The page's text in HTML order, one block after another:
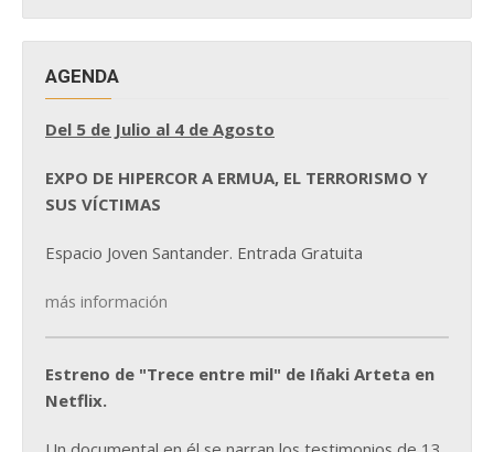
AGENDA
Del 5 de Julio al 4 de Agosto
EXPO DE HIPERCOR A ERMUA, EL TERRORISMO Y
SUS VÍCTIMAS
Espacio Joven Santander. Entrada Gratuita
más información
Estreno de "Trece entre mil" de Iñaki Arteta en
Netflix.